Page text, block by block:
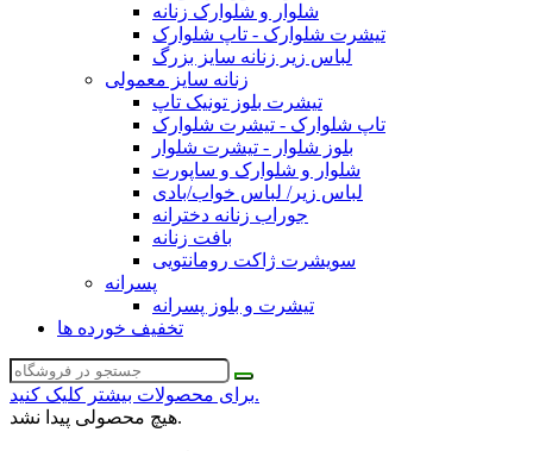
شلوار و شلوارک زنانه
تیشرت شلوارک - تاپ شلوارک
لباس زیر زنانه سایز بزرگ
زنانه سایز معمولی
تیشرت بلوز تونیک تاپ
تاپ شلوارک - تیشرت شلوارک
بلوز شلوار - تیشرت شلوار
شلوار و شلوارک و ساپورت
لباس زیر/ لباس خواب/بادی
جوراب زنانه دخترانه
بافت زنانه
سویشرت ژاکت رومانتویی
پسرانه
تیشرت و بلوز پسرانه
تخفیف خورده ها
برای محصولات بیشتر کلیک کنید.
هیچ محصولی پیدا نشد.